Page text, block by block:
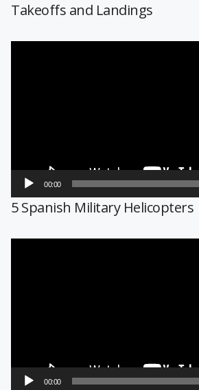
Takeoffs and Landings
00:00
5 Spanish Military Helicopters
00:00